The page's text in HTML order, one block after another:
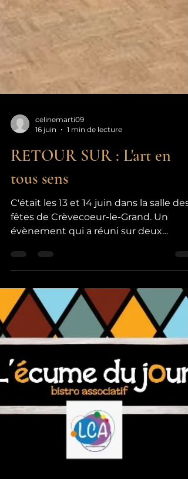
16 juin
1 min de lecture
RETOUR SUR : L'art en
tous sens
C'était les 13 et 14 juin dans la salle des
fêtes de Crèvecoeur-le-Grand. Un
évènement qui a réuni sur deux
journées joyeuses une partie des
membres du collectif auxquels se sont
joints l'association L'Atelier des
et le tatoueur internationalement
récompensé José Martinez. L'Atelier
Couleurs José Martinez, tatoueur
Dédiée à l’expression artistique sous
toutes ses formes, l'exposition a
l'itinérance des toiles exposées au
Centre culturel Le Domino à Méru ce